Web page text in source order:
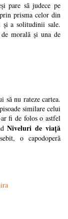
pare să judece pe
prisma celor din
a solitudinii sale.
morală și una de
nu rateze cartea.
similare celui
fi de folos o astfel
Niveluri de viață
o capodoperă